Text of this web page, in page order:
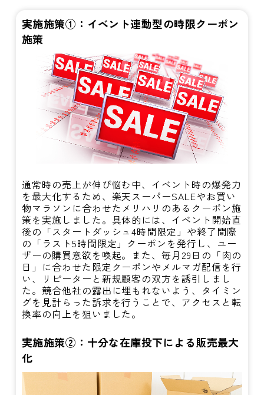
実施施策①：イベント連動型の時限クーポン
施策
通常時の売上が伸び悩む中、イベント時の爆発力
を最大化するため、楽天スーパーSALEやお買い
物マラソンに合わせたメリハリのあるクーポン施
策を実施しました。具体的には、イベント開始直
後の「スタートダッシュ4時間限定」や終了間際
の「ラスト5時間限定」クーポンを発行し、ユー
ザーの購買意欲を喚起。また、毎月29日の「肉の
日」に合わせた限定クーポンやメルマガ配信を行
い、リピーターと新規顧客の双方を誘引しまし
た。競合他社の露出に埋もれないよう、タイミン
グを見計らった訴求を行うことで、アクセスと転
換率の向上を狙いました。
実施施策②：十分な在庫投下による販売最大
化